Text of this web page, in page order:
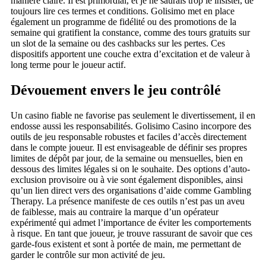
toujours lire ces termes et conditions. Golisimo met en place
également un programme de fidélité ou des promotions de la
semaine qui gratifient la constance, comme des tours gratuits sur
un slot de la semaine ou des cashbacks sur les pertes. Ces
dispositifs apportent une couche extra d’excitation et de valeur à
long terme pour le joueur actif.
Dévouement envers le jeu contrôlé
Un casino fiable ne favorise pas seulement le divertissement, il en
endosse aussi les responsabilités. Golisimo Casino incorpore des
outils de jeu responsable robustes et faciles d’accès directement
dans le compte joueur. Il est envisageable de définir ses propres
limites de dépôt par jour, de la semaine ou mensuelles, bien en
dessous des limites légales si on le souhaite. Des options d’auto-
exclusion provisoire ou à vie sont également disponibles, ainsi
qu’un lien direct vers des organisations d’aide comme Gambling
Therapy. La présence manifeste de ces outils n’est pas un aveu
de faiblesse, mais au contraire la marque d’un opérateur
expérimenté qui admet l’importance de éviter les comportements
à risque. En tant que joueur, je trouve rassurant de savoir que ces
garde-fous existent et sont à portée de main, me permettant de
garder le contrôle sur mon activité de jeu.